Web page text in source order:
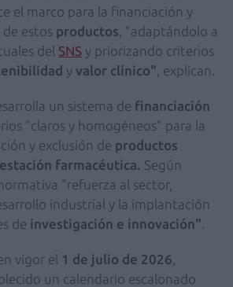
el marco para la financiación y
de estos productos , "adaptándolo a
del SNS y priorizando criterios
y valor clínico" , explican.
un sistema de financiación
"claros y homogéneos" para la
y exclusión de productos
farmacéutica. Según
"refuerza al sector,
industrial y la implantación
de investigación e innovación"
vigor el 1 de julio de 2026
un calendario escalonado